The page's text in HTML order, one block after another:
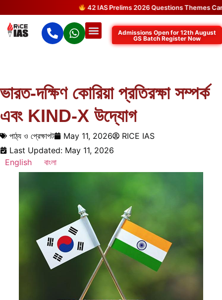
42 IAS Prelims 2026 Questions Themes
Admissions Open for 12th August
GS Batch Register Now
ভারত-দক্ষিণ কোরিয়া প্রতিরক্ষা সম্পর্ক
এবং KIND-X উদ্যোগ
পাঠ্য ও প্রেক্ষাপট May 11, 2026
RICE IAS
Last Updated: May 11, 2026
English
বাংলা